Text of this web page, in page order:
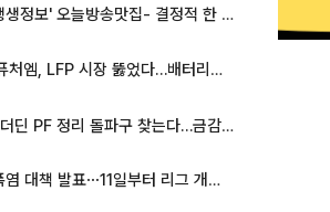
'2TV 생생정보' 오늘방송맛집- 결정적 한 수, 3종 메밀면! 메밀 소바 맛집 '의○○○○'
포스코퓨처엠, LFP 시장 뚫었다…배터리사와 대규모 장기 공급 합의
더딘 PF 정리 돌파구 찾는다…금감원, 1년 반 만에 매각설명회 재개
KBO, 폭염 대책 발표⋯11일부터 리그 개시ㆍ경기 오후 7시 시작